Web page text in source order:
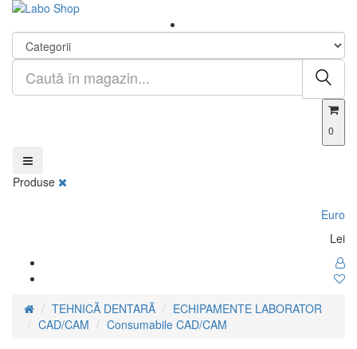
0
Produse
Euro
Lei
TEHNICĂ DENTARĂ
ECHIPAMENTE LABORATOR
CAD/CAM
Consumabile CAD/CAM